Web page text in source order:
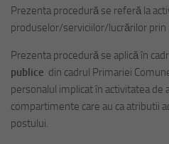
Prezenta procedură se referă la
produselor/serviciilor/lucrărilor
Prezenta procedură se aplică în
publice din cadrul Primariei
personalul implicat în activitatea de
compartimente care au ca atributii
postului.